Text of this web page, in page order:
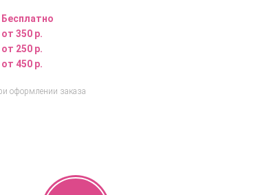
Бесплатно
от 350 р.
от 250 р.
от 450 р.
оформлении заказа